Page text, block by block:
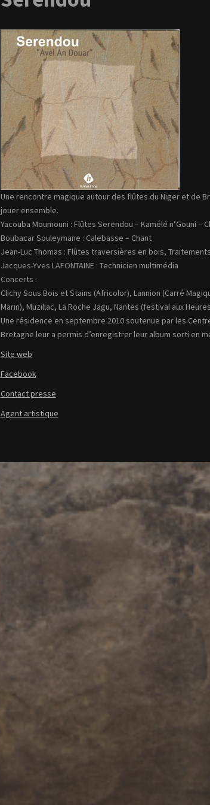
Une rencontre magique autour des flûtes du Niger et de
jouer ensemble.
Yacouba Moumouni : Flûtes Serendou – Kamélé n’Gouni –
Boubacar Souleymane : Calebasse – Chant
Jean-Luc Thomas : Flûtes traversières en bois,
Jacques-Yves LAFONTAINE : Technicien multimédia
Concerts :
Clichy Sous Bois et Stains (Africolor), Lannion (Carré
Marin), Muzillac, La Roche Jagu, Nantes (festival aux
Une résidence en septembre 2010 soutenue par les
Bretagne leur a permis d’enregistrer leur album sorti en
Site web
Facebook
Contact presse
Agent artistique